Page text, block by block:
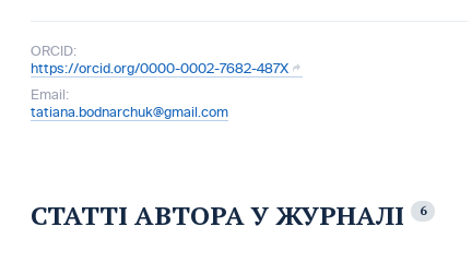
ORCID:
https://orcid.org/0000-0002-7682-487X
Email:
tatiana.bodnarchuk@gmail.com
СТАТТІ АВТОРА У ЖУРНАЛІ 6